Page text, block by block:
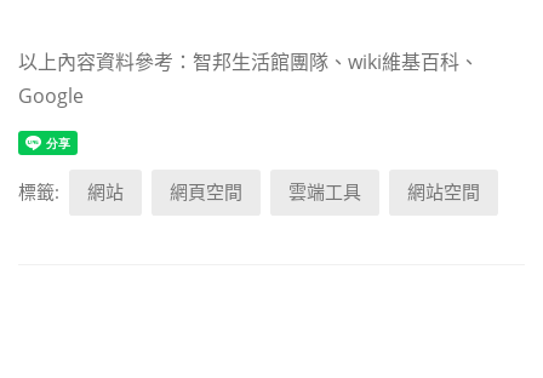
以上內容資料參考：智邦生活館團隊、wiki維基百科、
Google
標籤: 網站 網頁空間 雲端工具 網站空間